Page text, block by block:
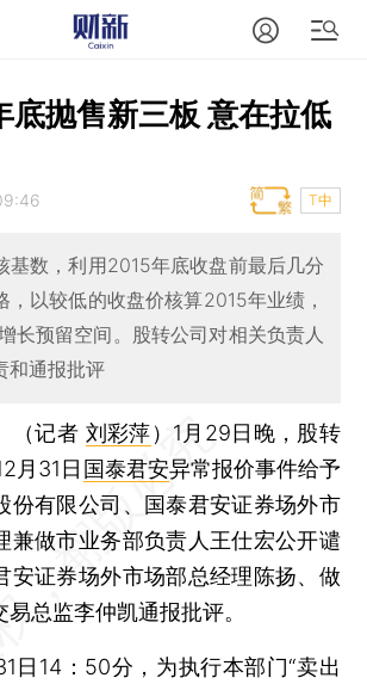
底抛售新三板 意在拉低
T中
基数，利用2015年底收盘前最后几分
，以较低的收盘价核算2015年业绩，
长预留空间。股转公司对相关负责人
和通报批评
（记者 刘彩萍） 1月29日晚，股转
月31日 国泰君安异常报价事件给予
份有限公司、国泰君安证券场外市
兼做市业务部负责人王仕宏公开谴
安证券场外市场部总经理陈扬、做
总监李仲凯通报批评。
14：50分，为执行本部门“卖出